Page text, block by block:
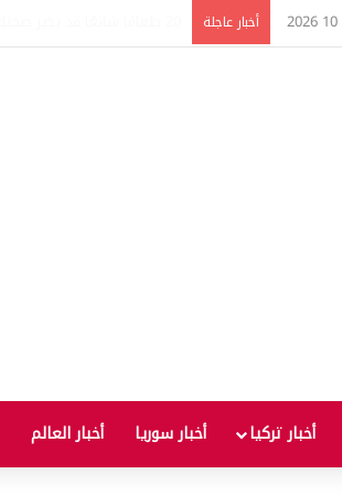
أخبار عاجلة
أخبار تركيا أخبار سوريا أخبار العالم